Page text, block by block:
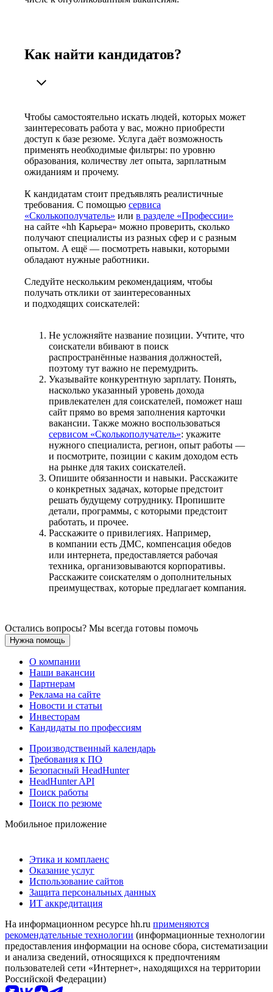
Как найти кандидатов?
Чтобы самостоятельно искать людей, которых может
заинтересовать работа у вас, можно приобрести
доступ к базе резюме. Услуга даёт возможность
применять необходимые фильтры: по уровню
образования, количеству лет опыта, зарплатным
ожиданиям и прочему.
К кандидатам стоит предъявлять реалистичные
требования. С помощью сервиса
«Сколькополучатель» или в разделе «Профессии»
на сайте «hh Карьера» можно проверить, сколько
получают специалисты из разных сфер и с разным
опытом. А ещё — посмотреть навыки, которыми
обладают нужные работники.
Следуйте нескольким рекомендациям, чтобы
получать отклики от заинтересованных
и подходящих соискателей:
Не усложняйте название позиции. Учтите, что
соискатели вбивают в поиск
распространённые названия должностей,
поэтому тут важно не перемудрить.
Указывайте конкурентную зарплату. Понять,
насколько указанный уровень дохода
привлекателен для соискателей, поможет наш
сайт прямо во время заполнения карточки
вакансии. Также можно воспользоваться
сервисом «Сколькополучатель»: укажите
нужного специалиста, регион, опыт работы —
и посмотрите, позиции с каким доходом есть
на рынке для таких соискателей.
Опишите обязанности и навыки. Расскажите
о конкретных задачах, которые предстоит
решать будущему сотруднику. Пропишите
детали, программы, с которыми предстоит
работать, и прочее.
Расскажите о привилегиях. Например,
в компании есть ДМС, компенсация обедов
или интернета, предоставляется рабочая
техника, организовываются корпоративы.
Расскажите соискателям о дополнительных
преимуществах, которые предлагает компания.
Остались вопросы? Мы всегда готовы помочь
Нужна помощь
О компании
Наши вакансии
Партнерам
Реклама на сайте
Новости и статьи
Инвесторам
Кандидаты по профессиям
Производственный календарь
Требования к ПО
Безопасный HeadHunter
HeadHunter API
Поиск работы
Поиск по резюме
Мобильное приложение
Этика и комплаенс
Оказание услуг
Использование сайтов
Защита персональных данных
ИТ аккредитация
На информационном ресурсе hh.ru применяются
рекомендательные технологии (информационные технологии
предоставления информации на основе сбора, систематизации
и анализа сведений, относящихся к предпочтениям
пользователей сети «Интернет», находящихся на территории
Российской Федерации)